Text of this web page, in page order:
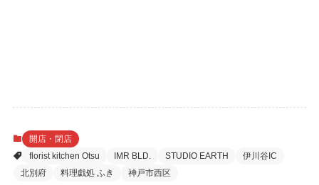
開店・閉店
florist kitchen Otsu
IMR BLD. STUDIO EARTH
伊川谷IC
北別府
料理戯処 ふき 神戸市西区